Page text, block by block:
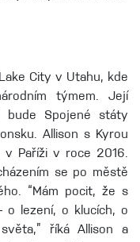
City v Utahu, kde
týmem. Její
bude Spojené státy
Allison s Kyrou
v Paříži v roce 2016.
se po městě
“Mám pocit, že s
o lezení, o klucích, o
říká Allison a